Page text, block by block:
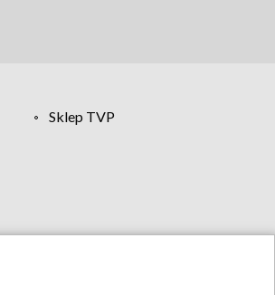
Sklep TVP